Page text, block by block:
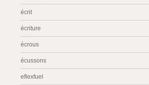
écrit
écriture
écrous
écussons
eflexfuel